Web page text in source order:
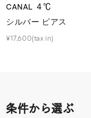
CANAL ４℃
シルバー ピアス
¥17,600(tax in)
条件から選ぶ